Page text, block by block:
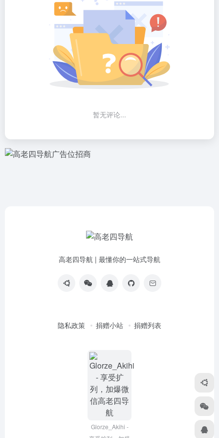
暂无评论...
高老四导航 | 最懂你的一站式导航
隐私政策 捐赠小站 捐赠列表
Glorze_Akihi -